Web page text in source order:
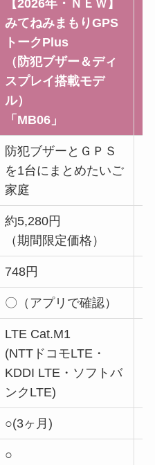
【2026年・ＮＥＷ】
みてねみまもりGPS
トークPlus
（防犯ブザー＆ディ
スプレイ搭載モデ
ル）
「MB06」
防犯ブザーとＧＰＳ
を1台にまとめたいご
家庭
約5,280円
（期間限定価格）
748円
〇（アプリで確認）
LTE Cat.M1
(NTTドコモLTE・
KDDI LTE・ソフトバ
ンクLTE)
○(3ヶ月)
○